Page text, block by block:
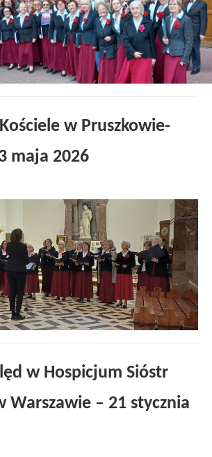
w Pruszkowie-
maja 2026
w Hospicjum Sióstr
Warszawie – 21 stycznia